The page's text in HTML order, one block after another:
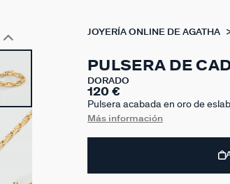
JOYERÍA ONLINE DE AGATHA
PULSERA DE
DORADO
120 €
Pulsera acabada en oro de
que buscas es una joya
Más información